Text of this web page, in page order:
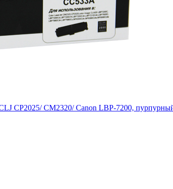
CP2025/ CM2320/ Canon LBP-7200,